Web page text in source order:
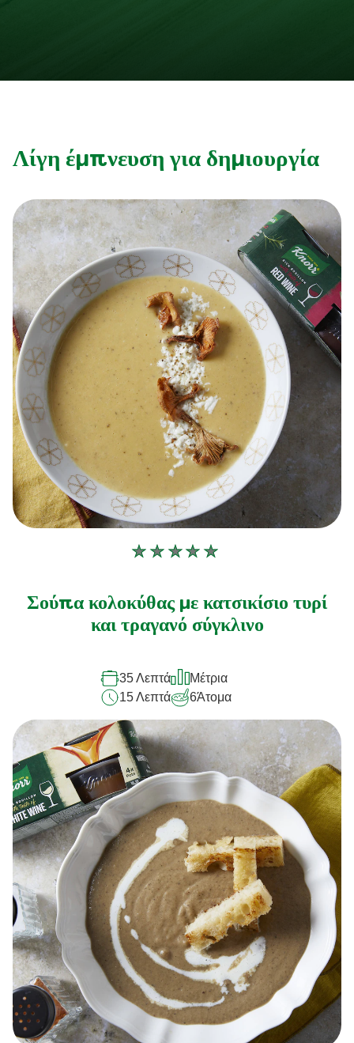
Λίγη έμπνευση για δημιουργία
Δεν
αξιολογήσεις
για
recipe
Σούπα κολοκύθας με κατσικίσιο τυρί
και τραγανό σύγκλινο
35 Λεπτά
Μέτρια
15 Λεπτά
6Άτομα